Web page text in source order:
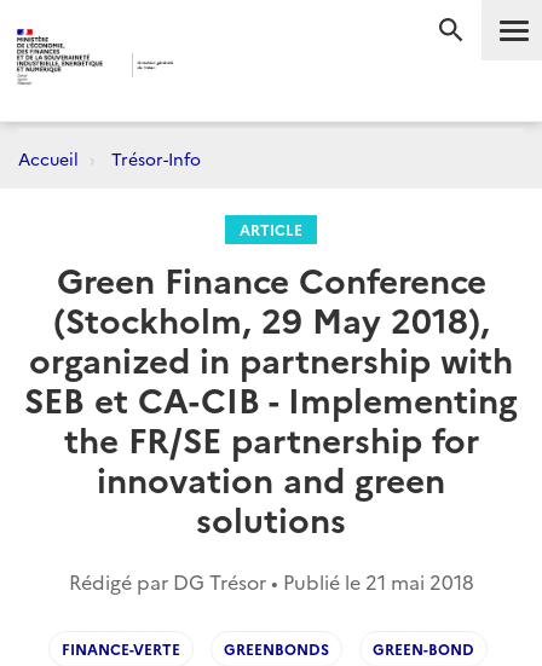
Accueil Trésor-Info
ARTICLE
Green Finance Conference
(Stockholm, 29 May 2018),
organized in partnership with
SEB et CA-CIB - Implementing
the FR/SE partnership for
innovation and green
solutions
Rédigé par DG Trésor • Publié le 21 mai 2018
FINANCE-VERTE GREENBONDS GREEN-BOND